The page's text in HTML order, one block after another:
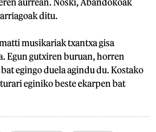
ditu.
musikariak txantxa gisa
Egun gutxiren buruan, horren
egingo duela agindu du. Kostako
eginiko beste ekarpen bat